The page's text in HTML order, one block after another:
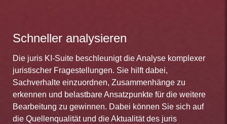
Schneller analysieren
Die juris KI-Suite beschleunigt die Analyse komplexer
juristischer Fragestellungen. Sie hilft dabei,
Sachverhalte einzuordnen, Zusammenhänge zu
erkennen und belastbare Ansatzpunkte für die weitere
Bearbeitung zu gewinnen. Dabei können Sie sich auf
die Quellenqualität und die Aktualität des juris